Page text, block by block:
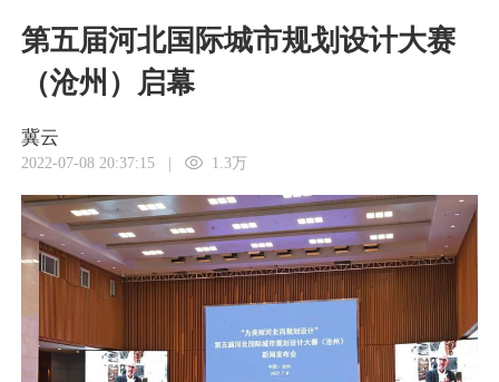
第五届河北国际城市规划设计大赛
（沧州）启幕
冀云
2022-07-08 20:37:15 | 1.3万